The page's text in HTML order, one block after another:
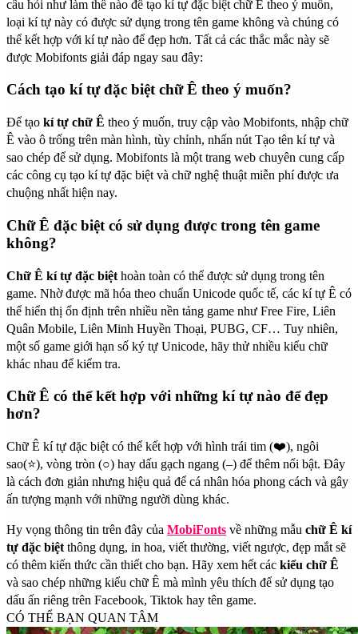
câu hỏi như làm thế nào để tạo kí tự đặc biệt chữ Ê theo ý muốn,
loại kí tự này có được sử dụng trong tên game không và chúng có
thể kết hợp với kí tự nào để đẹp hơn. Tất cả các thắc mắc này sẽ
được Mobifonts giải đáp ngay sau đây:
Cách tạo kí tự đặc biệt chữ Ê theo ý muốn?
Để tạo kí tự chữ Ê theo ý muốn, truy cập vào Mobifonts, nhập chữ
Ê vào ô trống trên màn hình, tùy chỉnh, nhấn nút Tạo tên kí tự và
sao chép để sử dụng. Mobifonts là một trang web chuyên cung cấp
các công cụ tạo kí tự đặc biệt và chữ nghệ thuật miễn phí được ưa
chuộng nhất hiện nay.
Chữ Ê đặc biệt có sử dụng được trong tên game
không?
Chữ Ê kí tự đặc biệt hoàn toàn có thể được sử dụng trong tên
game. Nhờ được mã hóa theo chuẩn Unicode quốc tế, các kí tự Ê có
thể hiển thị ổn định trên nhiều nền tảng game như Free Fire, Liên
Quân Mobile, Liên Minh Huyền Thoại, PUBG, CF… Tuy nhiên,
một số game giới hạn số ký tự Unicode, hãy thử nhiều kiểu chữ
khác nhau để kiểm tra.
Chữ Ê có thể kết hợp với những kí tự nào để đẹp
hơn?
Chữ Ê kí tự đặc biệt có thể kết hợp với hình trái tim (❤️), ngôi
sao(⭐), vòng tròn (○) hay dấu gạch ngang (–) để thêm nổi bật. Đây
là cách đơn giản nhưng hiệu quả để cá nhân hóa phong cách và gây
ấn tượng mạnh với những người dùng khác.
Hy vọng thông tin trên đây của MobiFonts về những mẫu chữ Ê kí
tự đặc biệt thông dụng, in hoa, viết thường, viết ngược, đẹp mắt sẽ
có thêm kiến thức cần thiết cho bạn. Hãy xem hết các kiểu chữ Ê
và sao chép những kiểu chữ Ê mà mình yêu thích để sử dụng tạo
dấu ấn riêng trên Facebook, Tiktok hay tên game.
CÓ THỂ BẠN QUAN TÂM